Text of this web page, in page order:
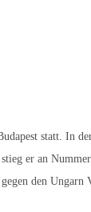
statt. In
er an
den